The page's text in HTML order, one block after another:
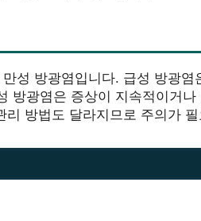
성 방광염입니다. 급성 방광염
방광염은 증상이 지속적이거나
방법도 달라지므로 주의가